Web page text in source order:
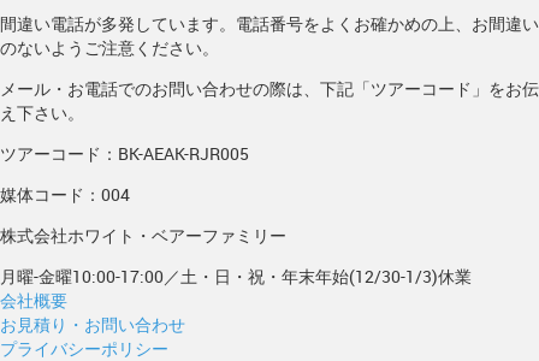
間違い電話が多発しています。電話番号をよくお確かめの上、お間違い
のないようご注意ください。
メール・お電話でのお問い合わせの際は、下記「ツアーコード」をお伝
え下さい。
ツアーコード：BK-AEAK-RJR005
媒体コード：004
株式会社ホワイト・ベアーファミリー
月曜-金曜10:00-17:00／土・日・祝・年末年始(12/30-1/3)休業
会社概要
お見積り・お問い合わせ
プライバシーポリシー